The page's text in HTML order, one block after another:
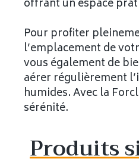
offrant un espace
Pour profiter
l’emplacement de
vous également de
aérer régulièrement
humides. Avec la
sérénité.
Produits